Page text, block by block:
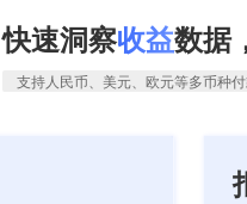
速洞察收益数据
支持人民币、美元、欧元等多币种